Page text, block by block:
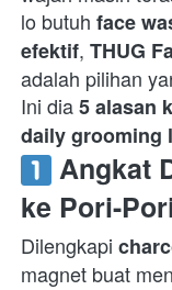
lo butuh face
efektif, THUG
adalah pilihan
Ini dia 5 alasan
daily grooming
Angkat
ke Pori-
Dilengkapi
magnet buat